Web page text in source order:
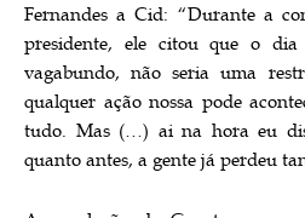
Fernandes a Cid: “Durante a
presidente, ele citou que o
vagabundo, não seria uma
qualquer ação nossa pode
tudo. Mas (…) ai na hora eu
quanto antes, a gente já perdeu